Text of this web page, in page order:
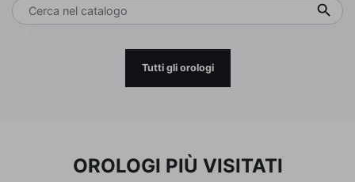

Tutti gli orologi
OROLOGI PIÙ VISITATI